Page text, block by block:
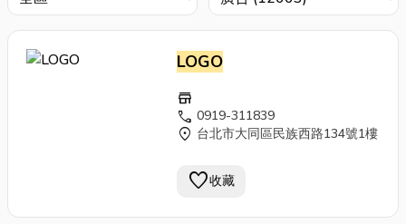
LOGO
store
call 0919-311839
location_on 台北市大同區民族西路134號1樓
favorite收藏